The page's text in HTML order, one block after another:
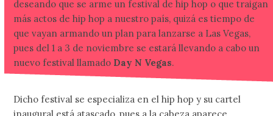
deseando que se arme un festival de hip hop o que traigan
más actos de hip hop a nuestro país, quizá es tiempo de
que vayan armando un plan para lanzarse a Las Vegas,
pues del 1 a 3 de noviembre se estará llevando a cabo un
nuevo festival llamado Day N Vegas.
Dicho festival se especializa en el hip hop y su cartel